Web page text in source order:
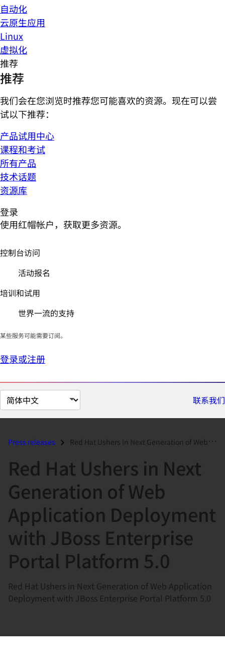
自动化
云原生应用
Linux
虚拟化
推荐
推荐
我们会在您浏览时推荐您可能喜欢的资源。现在可以尝
试以下推荐：
产品试用中心
课程和考试
所有产品
技术话题
资源库
登录
使用红帽帐户，获取更多资源。
控制台访问
活动报名
培训和试用
世界一流的支持
某些服务可能需要订阅。
登录或注册
切
换
面
联系我们
Press releases Red Hat Ushers in Next Generation of Web Application Deployment with J...
Red Hat Ushers in Next
Generation of Web
Application Deployment
with JBoss Enterprise
Portal Platform 5.0
Red Hat Ushers in Next Generation of Web Application
Deployment with JBoss Enterprise Portal Platform 5.0